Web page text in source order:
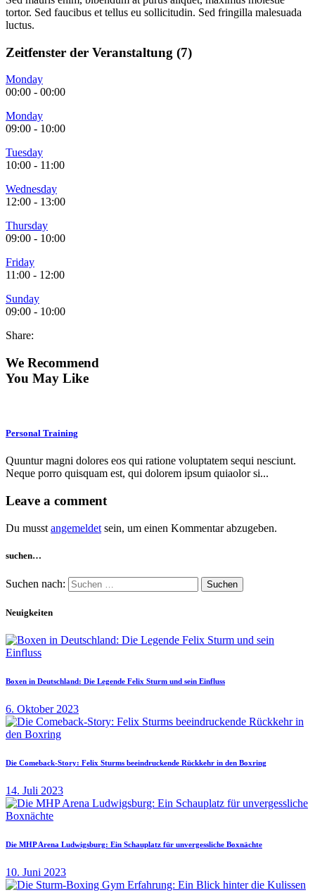
tortor. Sed faucibus et tellus eu sollicitudin. Sed fringilla malesuada
luctus.
Zeitfenster der Veranstaltung (7)
Monday
00:00 - 00:00
Monday
09:00 - 10:00
Tuesday
10:00 - 11:00
Wednesday
12:00 - 13:00
Thursday
09:00 - 10:00
Friday
11:00 - 12:00
Sunday
09:00 - 10:00
Share:
We Recommend
You May Like
Personal Training
Quuntur magni dolores eos qui ratione voluptatem sequi nesciunt.
Neque porro quisquam est, qui dolorem ipsum quiaolor si...
Leave a comment
Du musst angemeldet sein, um einen Kommentar abzugeben.
suchen…
Suchen nach:
Neuigkeiten
Boxen in Deutschland: Die Legende Felix Sturm und sein Einfluss
6. Oktober 2023
Die Comeback-Story: Felix Sturms beeindruckende Rückkehr in den Boxring
14. Juli 2023
Die MHP Arena Ludwigsburg: Ein Schauplatz für unvergessliche Boxnächte
10. Juni 2023